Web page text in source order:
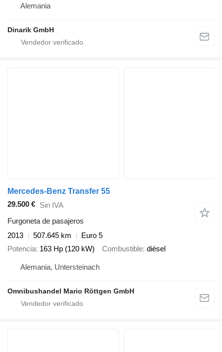
Alemania
Dinarik GmbH
Mercedes-Benz Transfer 55
29.500 € Sin IVA
Furgoneta de pasajeros
2013
507.645 km
Euro 5
Potencia 163 Hp (120 kW) Combustible diésel
Alemania, Untersteinach
Omnibushandel Mario Röttgen GmbH